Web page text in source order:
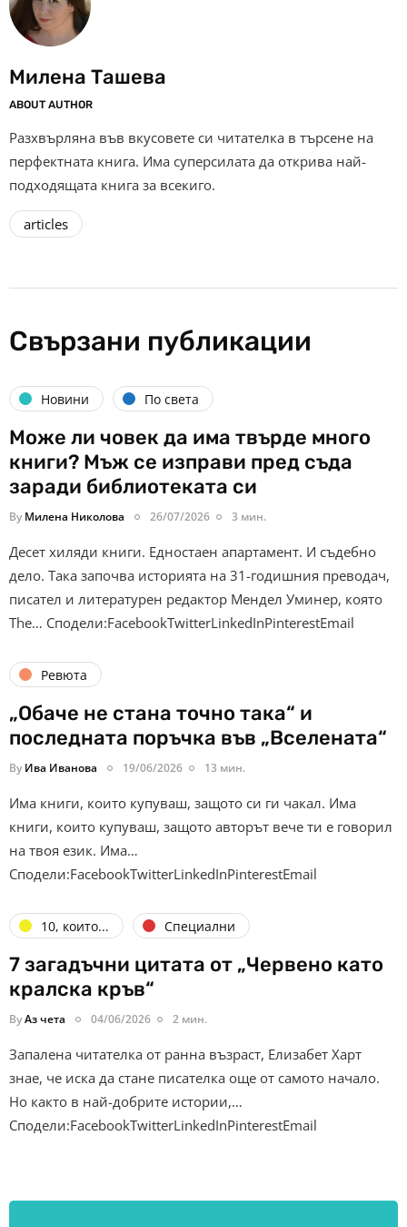
Милена Ташева
ABOUT AUTHOR
Разхвърляна във вкусовете си читателка в търсене на
перфектната книга. Има суперсилата да открива най-
подходящата книга за всекиго.
articles
Свързани публикации
Новини По света
Може ли човек да има твърде много
книги? Мъж се изправи пред съда
заради библиотеката си
By Милена Николова 26/07/2026 3 мин.
Десет хиляди книги. Едностаен апартамент. И съдебно
дело. Така започва историята на 31-годишния преводач,
писател и литературен редактор Мендел Уминер, която
The… Сподели:FacebookTwitterLinkedInPinterestEmail
Ревюта
„Обаче не стана точно така“ и
последната поръчка във „Вселената“
By Ива Иванова 19/06/2026 13 мин.
Има книги, които купуваш, защото си ги чакал. Има
книги, които купуваш, защото авторът вече ти е говорил
на твоя език. Има…
Сподели:FacebookTwitterLinkedInPinterestEmail
10, които... Специални
7 загадъчни цитата от „Червено като
кралска кръв“
ByАз чета 04/06/2026 2 мин.
Запалена читателка от ранна възраст, Елизабет Харт
знае, че иска да стане писателка още от самото начало.
Но както в най-добрите истории,…
Сподели:FacebookTwitterLinkedInPinterestEmail